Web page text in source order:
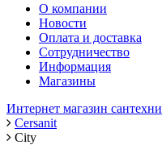
О компании
Новости
Оплата и доставка
Сотрудничество
Информация
Магазины
Интернет магазин
Cersanit
City